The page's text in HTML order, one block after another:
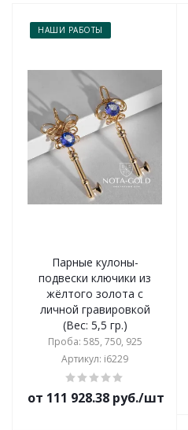
НАШИ РАБОТЫ
Парные кулоны-
подвески ключики из
жёлтого золота с
личной гравировкой
(Вес: 5,5 гр.)
Проба: 585, 750, 925
Артикул: i6229
от 111 928.38 руб./шт